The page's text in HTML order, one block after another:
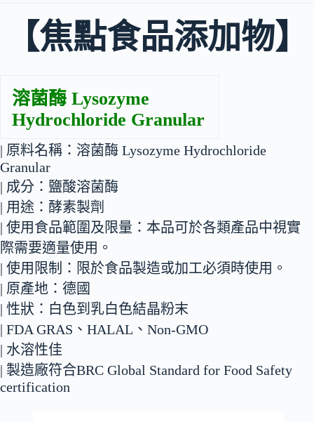
【焦點食品添加物】
溶菌酶 Lysozyme
Hydrochloride Granular
| 原料名稱：溶菌酶 Lysozyme Hydrochloride
Granular
| 成分：鹽酸溶菌酶
| 用途：酵素製劑
| 使用食品範圍及限量：本品可於各類產品中視實
際需要適量使用。
| 使用限制：限於食品製造或加工必須時使用。
| 原產地：德國
| 性狀：白色到乳白色結晶粉末
| FDA GRAS、HALAL、Non-GMO
| 水溶性佳
| 製造廠符合BRC Global Standard for Food Safety
certification